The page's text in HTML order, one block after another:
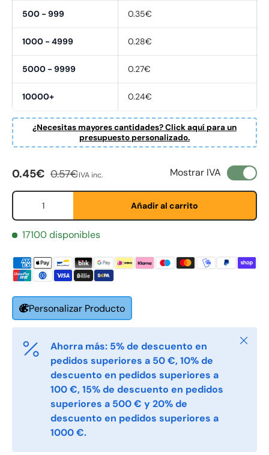
500 - 999 0.35€
1000 - 4999 0.28€
5000 - 9999 0.27€
10000+ 0.24€
¿Necesitas mayores cantidades? Click aquí para un
presupuesto personalizado.
Fornavn *
Etternavn *
E-post *
Telefon
Postnummer
Precio de venta
0.45€ Precio normal
0.57€IVA inc. Mostrar IVA
Cant.
Añadir al carrito
17100 disponibles
Personalizar Producto
Ahorra más: 5% de descuento en
pedidos superiores a 50 €, 10% de
descuento en pedidos superiores a
100 €, 15% de descuento en pedidos
superiores a 500 € y 20% de
descuento en pedidos superiores a
1000 €.
Cerrar